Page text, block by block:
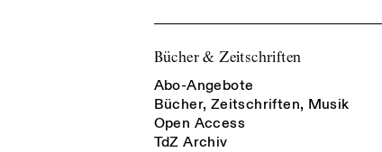
Bücher & Zeitschriften
Abo-Angebote
Bücher, Zeitschriften, Musik
Open Access
TdZ Archiv